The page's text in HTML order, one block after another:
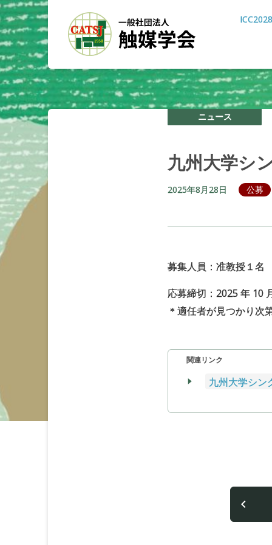
ニュース
九州大学シ
2025年8月28日 公募
募集人員：准教授１名
応募締切：2025 年 10
＊適任者が見つかり次
関連リンク
九州大学シン